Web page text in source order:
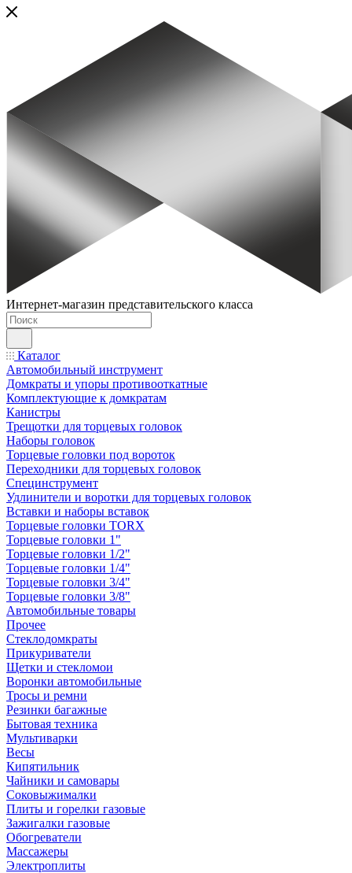
Интернет-магазин представительского класса
Каталог
Автомобильный инструмент
Домкраты и упоры противооткатные
Комплектующие к домкратам
Канистры
Трещотки для торцевых головок
Наборы головок
Торцевые головки под вороток
Переходники для торцевых головок
Специнструмент
Удлинители и воротки для торцевых головок
Вставки и наборы вставок
Торцевые головки TORX
Торцевые головки 1"
Торцевые головки 1/2"
Торцевые головки 1/4"
Торцевые головки 3/4"
Торцевые головки 3/8"
Автомобильные товары
Прочее
Стеклодомкраты
Прикуриватели
Щетки и стекломои
Воронки автомобильные
Тросы и ремни
Резинки багажные
Бытовая техника
Мультиварки
Весы
Кипятильник
Чайники и самовары
Соковыжималки
Плиты и горелки газовые
Зажигалки газовые
Обогреватели
Массажеры
Электроплиты